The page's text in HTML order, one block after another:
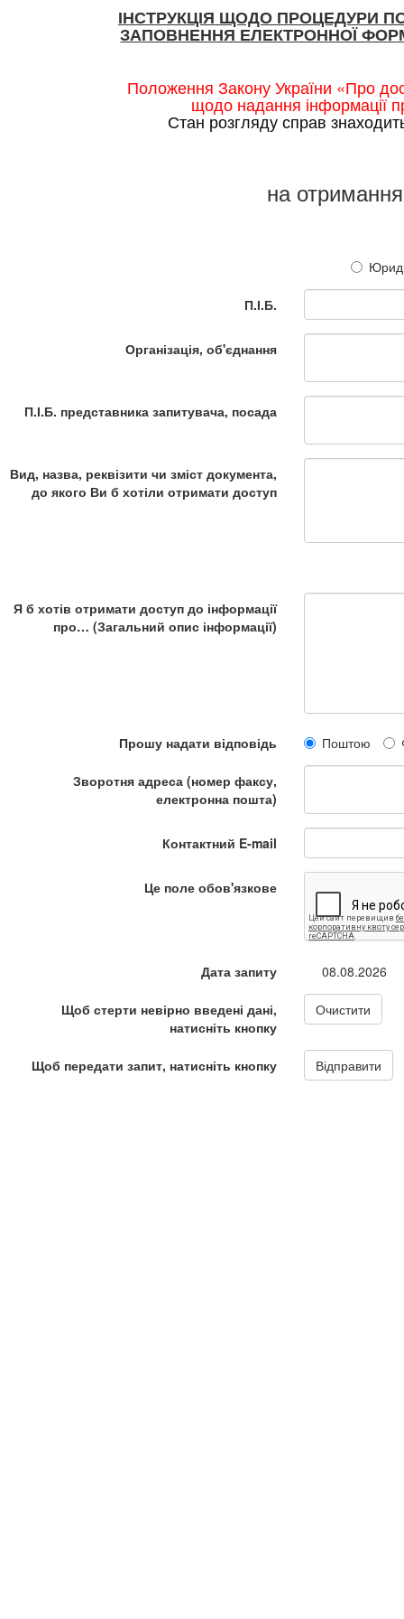
ІНСТРУКЦІЯ ЩОДО ПРОЦЕДУРИ
ЗАПОВНЕННЯ ЕЛЕКТРОННОЇ
Положення Закону України «Про
щодо надання інформації
Стан розгляду справ
на отримання
П.І.Б.
Організація, об'єднання
П.І.Б. представника запитувача, посада
Вид, назва, реквізити чи зміст документа,
до якого Ви б хотіли отримати доступ
Я б хотів отримати доступ до інформації
про… (Загальний опис інформації)
Прошу надати відповідь Поштою
Зворотня адреса (номер факсу,
електронна пошта)
Контактний E-mail
Це поле обов'язкове
Дата запиту 08.08.2026
Щоб стерти невірно введені дані,
натисніть кнопку
Очистити
Щоб передати запит, натисніть кнопку Відправити